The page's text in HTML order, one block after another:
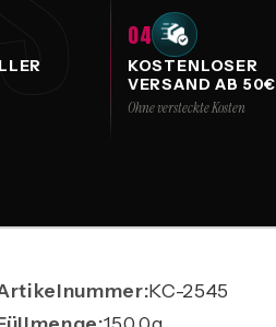
04
KOSTENLOSER
VERSAND AB 50€
Ohne versteckte Kosten
KC-2545